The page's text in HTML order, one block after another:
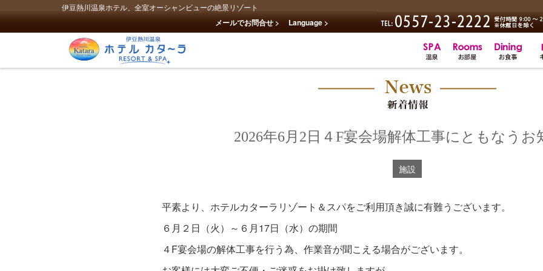
伊豆熱川温泉ホテル、全室オーシャンビューの絶景リゾート
メールでお問合せ > Language >
2026年6月2日４F宴会場解体工事にともなうお
施設
平素より、ホテルカターラリゾート＆スパをご利用頂き誠に有難うございます。
６月２日（火）～６月17日（水）の期間
４F宴会場の解体工事を行う為、作業音が聞こえる場合がございます。